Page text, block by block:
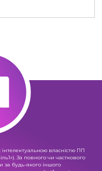
власністю ПП
За повного чи часткового
за будь-якого іншого